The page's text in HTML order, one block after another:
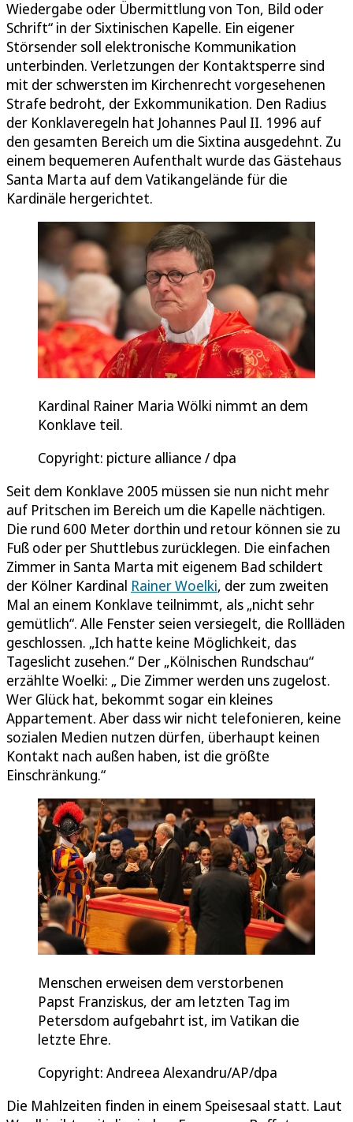
Wiedergabe oder Übermittlung von Ton, Bild oder
Schrift“ in der Sixtinischen Kapelle. Ein eigener
Störsender soll elektronische Kommunikation
unterbinden. Verletzungen der Kontaktsperre sind
mit der schwersten im Kirchenrecht vorgesehenen
Strafe bedroht, der Exkommunikation. Den Radius
der Konklaveregeln hat Johannes Paul II. 1996 auf
den gesamten Bereich um die Sixtina ausgedehnt. Zu
einem bequemeren Aufenthalt wurde das Gästehaus
Santa Marta auf dem Vatikangelände für die
Kardinäle hergerichtet.
Kardinal Rainer Maria Wölki nimmt an dem
Konklave teil.
Copyright: picture alliance / dpa
Seit dem Konklave 2005 müssen sie nun nicht mehr
auf Pritschen im Bereich um die Kapelle nächtigen.
Die rund 600 Meter dorthin und retour können sie zu
Fuß oder per Shuttlebus zurücklegen. Die einfachen
Zimmer in Santa Marta mit eigenem Bad schildert
der Kölner Kardinal Rainer Woelki, der zum zweiten
Mal an einem Konklave teilnimmt, als „nicht sehr
gemütlich“. Alle Fenster seien versiegelt, die Rollläden
geschlossen. „Ich hatte keine Möglichkeit, das
Tageslicht zusehen.“ Der „Kölnischen Rundschau“
erzählte Woelki: „ Die Zimmer werden uns zugelost.
Wer Glück hat, bekommt sogar ein kleines
Appartement. Aber dass wir nicht telefonieren, keine
sozialen Medien nutzen dürfen, überhaupt keinen
Kontakt nach außen haben, ist die größte
Einschränkung.“
Menschen erweisen dem verstorbenen
Papst Franziskus, der am letzten Tag im
Petersdom aufgebahrt ist, im Vatikan die
letzte Ehre.
Copyright: Andreea Alexandru/AP/dpa
Die Mahlzeiten finden in einem Speisesaal statt. Laut